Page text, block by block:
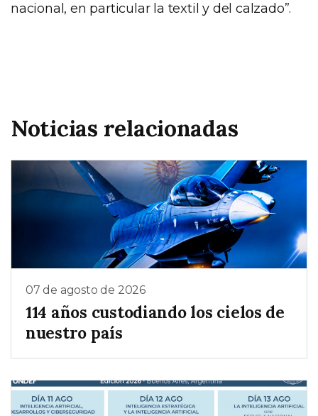
nacional, en particular la textil y del calzado”.
Noticias relacionadas
07 de agosto de 2026
114 años custodiando los cielos de
nuestro país